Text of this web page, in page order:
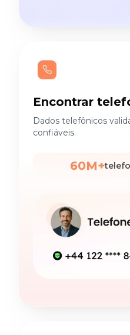
Encontrar
Dados telefônicos
confiáveis.
60M+